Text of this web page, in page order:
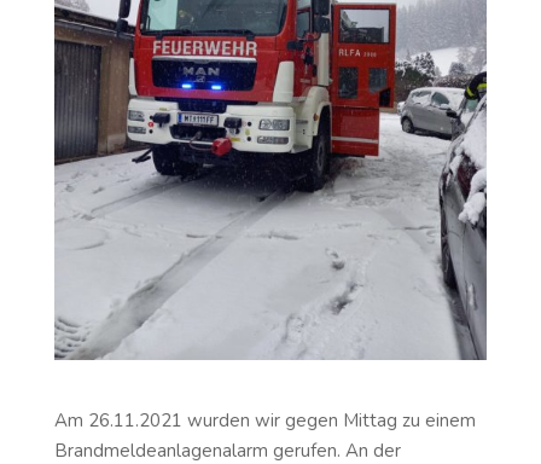
Am 26.11.2021 wurden wir gegen Mittag zu einem
Brandmeldeanlagenalarm gerufen. An der